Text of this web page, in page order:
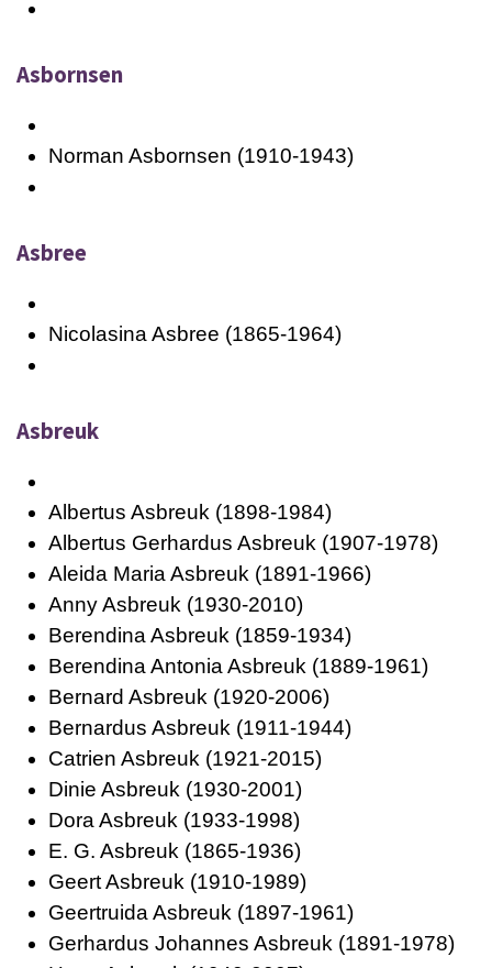
Asbornsen
Norman Asbornsen (1910-1943)
Asbree
Nicolasina Asbree (1865-1964)
Asbreuk
Albertus Asbreuk (1898-1984)
Albertus Gerhardus Asbreuk (1907-1978)
Aleida Maria Asbreuk (1891-1966)
Anny Asbreuk (1930-2010)
Berendina Asbreuk (1859-1934)
Berendina Antonia Asbreuk (1889-1961)
Bernard Asbreuk (1920-2006)
Bernardus Asbreuk (1911-1944)
Catrien Asbreuk (1921-2015)
Dinie Asbreuk (1930-2001)
Dora Asbreuk (1933-1998)
E. G. Asbreuk (1865-1936)
Geert Asbreuk (1910-1989)
Geertruida Asbreuk (1897-1961)
Gerhardus Johannes Asbreuk (1891-1978)